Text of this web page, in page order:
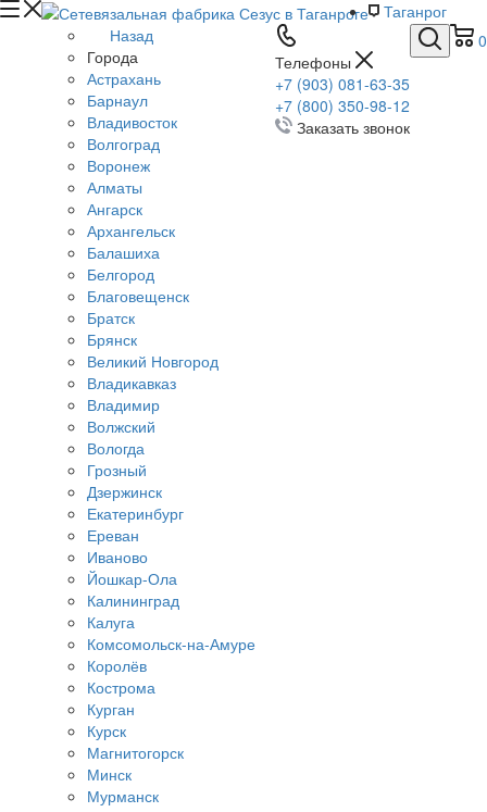
0
Телефоны
+7 (903) 081-63-35
+7 (800) 350-98-12
Заказать звонок
Таганрог
Назад
Города
Астрахань
Барнаул
Владивосток
Волгоград
Воронеж
Алматы
Ангарск
Архангельск
Балашиха
Белгород
Благовещенск
Братск
Брянск
Великий Новгород
Владикавказ
Владимир
Волжский
Вологда
Грозный
Дзержинск
Екатеринбург
Ереван
Иваново
Йошкар-Ола
Калининград
Калуга
Комсомольск-на-Амуре
Королёв
Кострома
Курган
Курск
Магнитогорск
Минск
Мурманск